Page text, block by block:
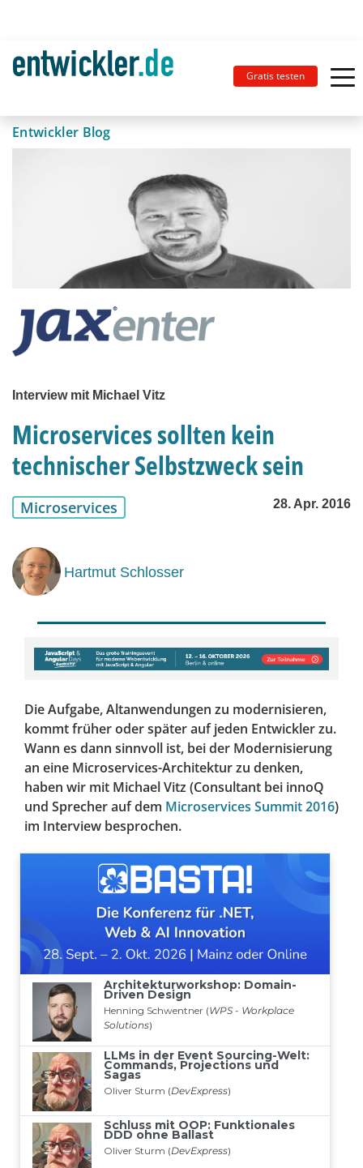
Gratis testen
Entwickler Blog
Interview mit Michael Vitz
Microservices sollten kein
technischer Selbstzweck sein
Microservices 28. Apr. 2016
Hartmut Schlosser
Die Aufgabe, Altanwendungen zu modernisieren,
kommt früher oder später auf jeden Entwickler zu.
Wann es dann sinnvoll ist, bei der Modernisierung
an eine Microservices-Architektur zu denken,
haben wir mit Michael Vitz (Consultant bei innoQ
und Sprecher auf dem Microservices Summit 2016)
im Interview besprochen.